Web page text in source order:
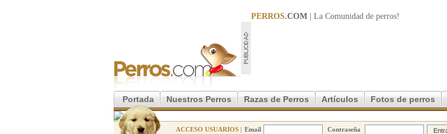
PERROS.COM | La Comunidad de perros!
Portada Nuestros Perros Razas de Perros Artículos Fotos de perros
ACCESO USUARIOS | Email Contraseña